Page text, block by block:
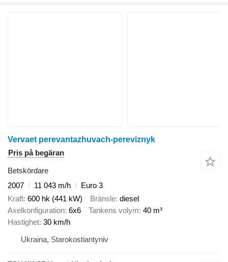
Vervaet perevantazhuvach-pereviznyk
Pris på begäran
Betskördare
2007
11 043 m/h
Euro 3
Kraft 600 hk (441 kW) Bränsle diesel
Axelkonfiguration 6x6 Tankens volym 40 m³
Hastighet 30 km/h
Ukraina, Starokostiantyniv